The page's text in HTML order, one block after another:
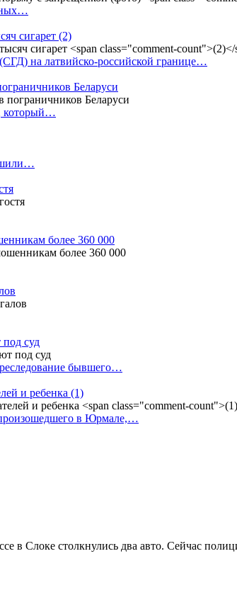
сигарет (2)
на латвийско-российской границе…
Беларуси
который…
более 360 000
под суд
бывшего…
и ребенка (1)
произошедшего в Юрмале,…
в Слоке столкнулись два авто. Сейчас